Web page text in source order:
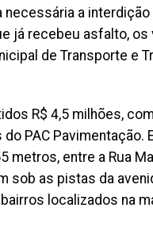
a interdição
já recebeu asfalto,
de Transporte e
R$ 4,5 milhões,
PAC Pavimentação.
metros, entre a Rua
sob as pistas da
localizados na